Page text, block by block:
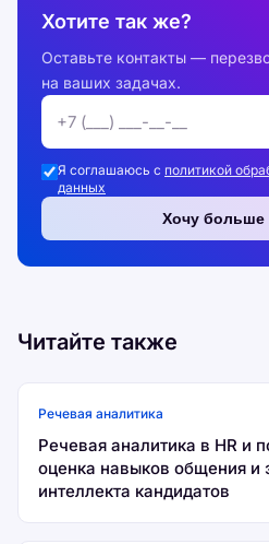
Хотите так же?
Оставьте контакты —
на ваших задачах.
Я соглашаюсь с политикой
данных
Хочу больше
Читайте также
Речевая аналитика
Речевая аналитика в HR и
оценка навыков общения и
интеллекта кандидатов